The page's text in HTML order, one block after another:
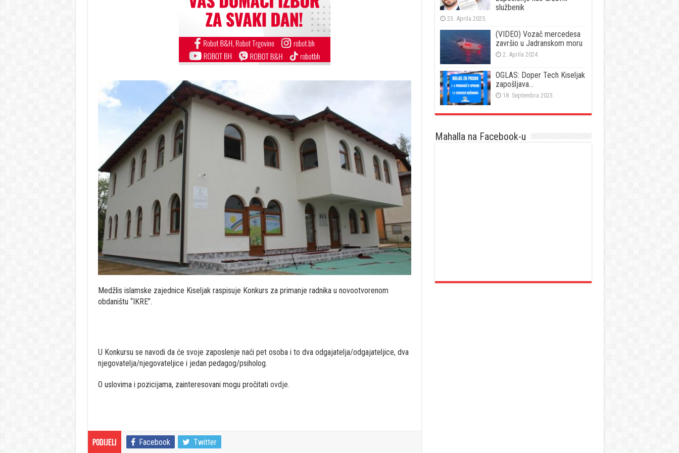
Medžlis islamske zajednice Kiseljak raspisuje Konkurs za primanje radnika u novootvorenom
obdaništu “IKRE”.
U Konkursu se navodi da će svoje zaposlenje naći pet osoba i to dva odgajatelja/odgajateljice, dva
njegovatelja/njegovateljice i jedan pedagog/psiholog.
O uslovima i pozicijama, zainteresovani mogu pročitati ovdje.
Podijeli Facebook Twitter
službenik
23. Aprila 2025.
(VIDEO) Vozač mercedesa
završio u Jadranskom moru
2. Aprila 2024.
OGLAS: Doper Tech Kiseljak
zapošljava…
18. Septembra 2023.
Mahalla na Facebook-u